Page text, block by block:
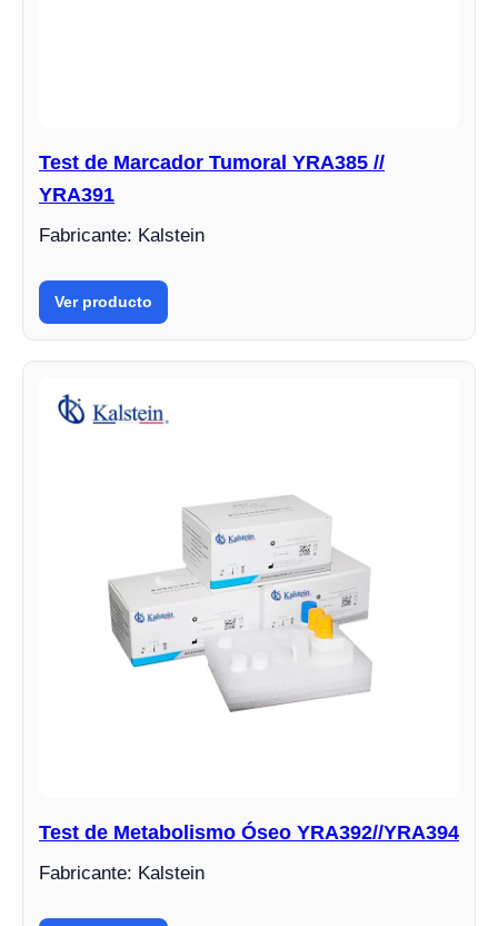
Test de Marcador Tumoral YRA385 //
YRA391
Fabricante: Kalstein
Ver producto
Test de Metabolismo Óseo YRA392//YRA394
Fabricante: Kalstein